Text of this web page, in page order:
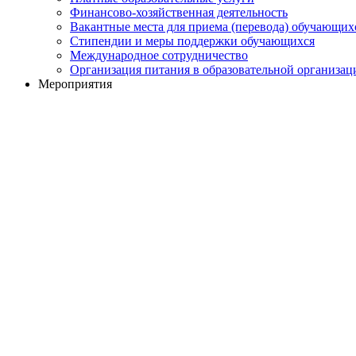
Финансово-хозяйственная деятельность
Вакантные места для приема (перевода)
Стипендии и меры поддержки обучающихся
Международное сотрудничество
Организация питания в образовательной
Мероприятия